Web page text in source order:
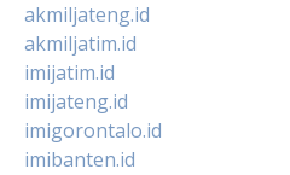
akmiljateng.id
akmiljatim.id
imijatim.id
imijateng.id
imigorontalo.id
imibanten.id